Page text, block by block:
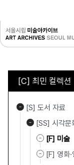
[C] 최민 컬렉션
[S] 도서 자료
[SS] 시각문
[F] 미술
[F] 영화·